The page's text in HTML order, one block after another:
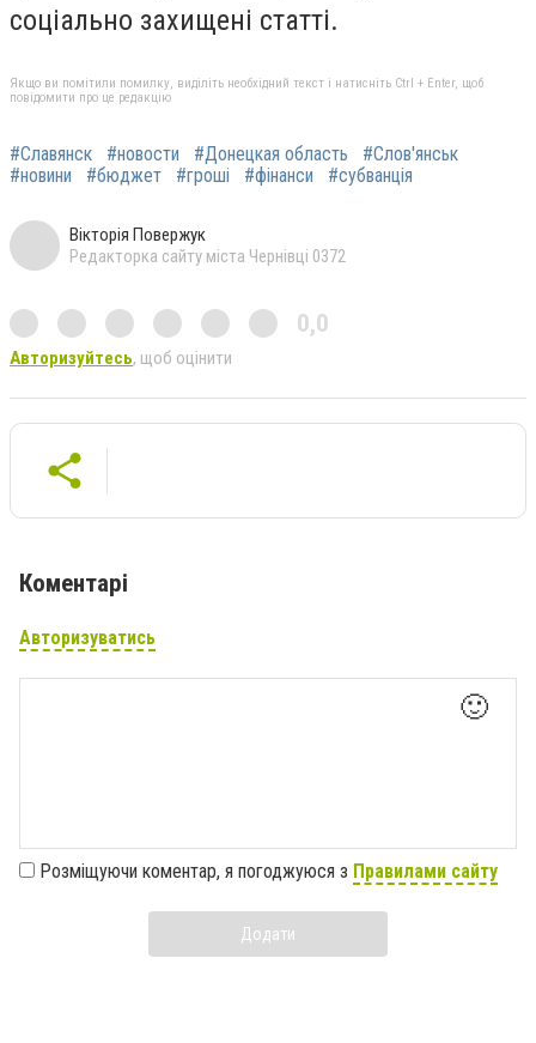
соціально захищені статті.
Якщо ви помітили помилку, виділіть необхідний текст і натисніть Ctrl + Enter, щоб
повідомити про це редакцію
#Славянск #новости #Донецкая область
#Слов'янськ
#новини
#бюджет #гроші #фінанси #субванція
Вікторія Повержук
Редакторка сайту міста Чернівці 0372
0,0
Авторизуйтесь, щоб оцінити
Коментарі
Авторизуватись
🙂
Розміщуючи коментар, я погоджуюся з Правилами сайту
Додати